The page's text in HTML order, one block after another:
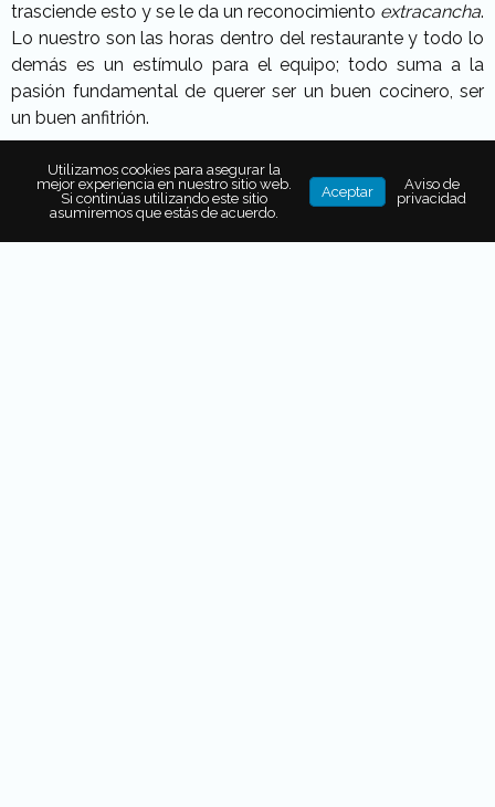
trasciende esto y se le da un reconocimiento extracancha.
Lo nuestro son las horas dentro del restaurante y todo lo
demás es un estímulo para el equipo; todo suma a la
pasión fundamental de querer ser un buen cocinero, ser
un buen anfitrión.
reconoce a Alcalde como uno de los mejores de
México y de Latinoamérica, y a ti como un chef con
Utilizamos cookies para asegurar la
mejor experiencia en nuestro sitio web.
Si continúas utilizando este sitio
asumiremos que estás de acuerdo.
Aceptar
Aviso de
privacidad